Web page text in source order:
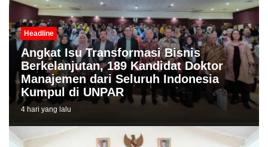
Headline
Angkat Isu Transformasi Bisnis
Berkelanjutan, 189 Kandidat Doktor
Manajemen dari Seluruh Indonesia
Kumpul di UNPAR
4 hari yang lalu